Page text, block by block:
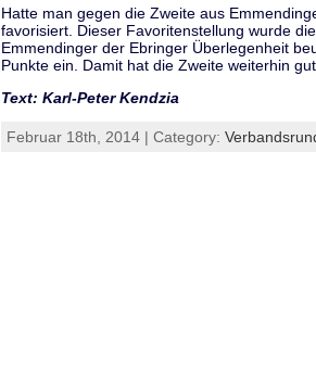
Hatte man gegen die Zweite aus
favorisiert. Dieser Favoritenstellung wurde
Emmendinger der Ebringer Überlegenheit
Punkte ein. Damit hat die Zweite weiterhin
Text: Karl-Peter Kendzia
Februar 18th, 2014 | Category: